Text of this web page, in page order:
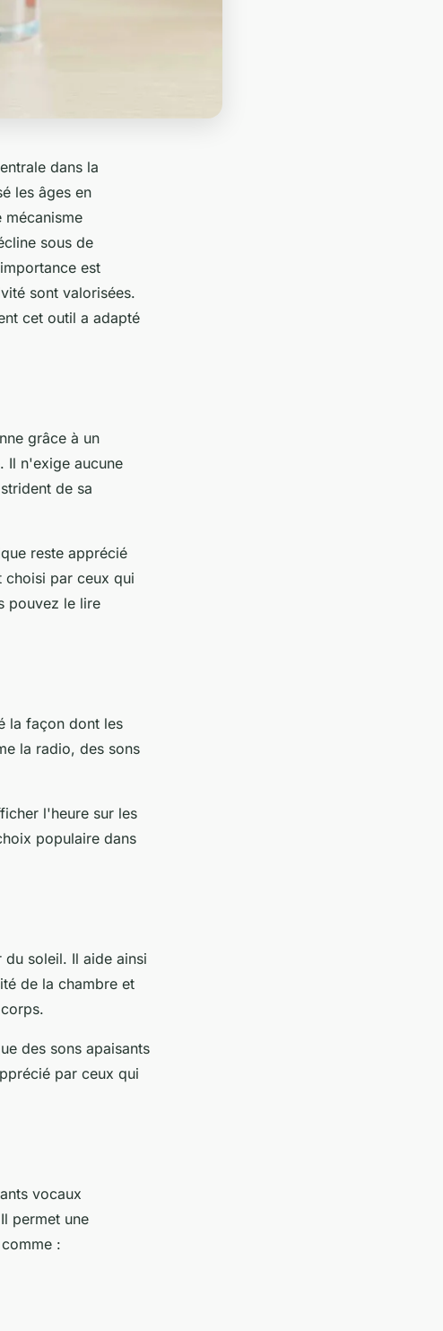
dans la
les âges en
mécanisme
sous de
est
sont valorisées.
cet outil a adapté
grâce à un
Il n'exige aucune
de sa
reste apprécié
choisi par ceux qui
pouvez le lire
la façon dont les
la radio, des sons
l'heure sur les
populaire dans
soleil. Il aide ainsi
de la chambre et
des sons apaisants
par ceux qui
vocaux
permet une
: